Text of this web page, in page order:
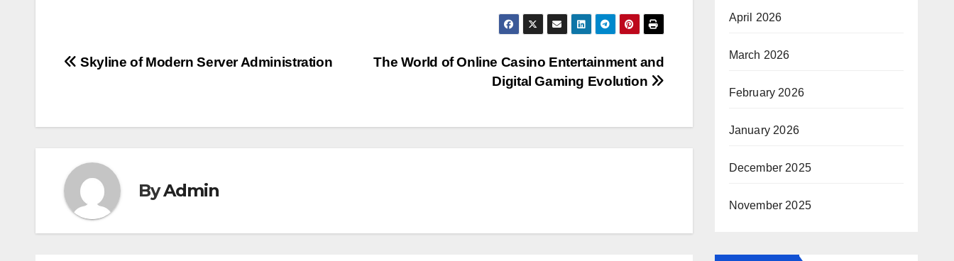
Post
The World of Online Casino Entertainment and
Digital Gaming Evolution
Skyline of Modern Server Administration
ByAdmin
April 2026
March 2026
February 2026
January 2026
December 2025
November 2025